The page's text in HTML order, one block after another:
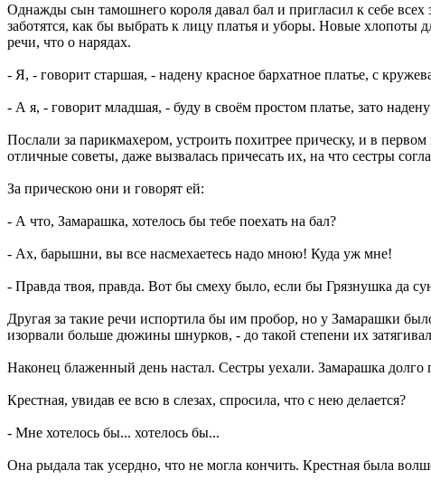
Однажды сын тамошнего короля давал бал и пригласил к себе
заботятся, как бы выбрать к лицу платья и уборы. Новые хлопоты
речи, что о нарядах.
- Я, - говорит старшая, - надену красное бархатное платье, с
- А я, - говорит младшая, - буду в своём простом платье, зато
Послали за парикмахером, устроить похитрее прическу, и в
отличные советы, даже вызвалась причесать их, на что сестры
За прическою они и говорят ей:
- А что, Замарашка, хотелось бы тебе поехать на бал?
- Ах, барышни, вы все насмехаетесь надо мною! Куда уж мне!
- Правда твоя, правда. Вот бы смеху было, если бы Грязнушка да
Другая за такие речи испортила бы им пробор, но у Замарашки
изорвали больше дюжины шнурков, - до такой степени их
Наконец блаженный день настал. Сестры уехали. Замарашка
Крестная, увидав ее всю в слезах, спросила, что с нею делается?
- Мне хотелось бы... хотелось бы...
Она рыдала так усердно, что не могла кончить. Крестная была